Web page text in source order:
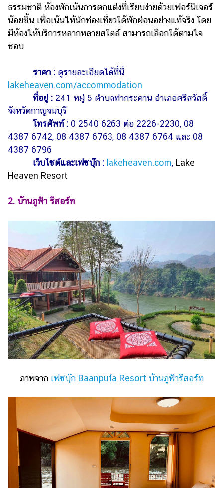
ธรรมชาติ ห้องพักเน้นการตกแต่งที่เรียบง่ายด้วยเฟอร์นิเจอร์
น้อยชิ้น เพื่อเน้นให้นักท่องเที่ยวได้พักผ่อนอย่างแท้จริง โดย
มีห้องให้บริการหลากหลายสไตล์ สามารถเลือกได้ตามใจ
ชอบ
ราคา : ดูรายละเอียดได้ที่นี่
lakeheaven.com/accommodation
ที่อยู่ : 241 หมู่ 5 ตำบลท่ากระดาน อำเภอศรีสวัสดิ์
จังหวัดกาญจนบุรี
โทรศัพท์ : 0 2540 6263 ต่อ 2226-2230, 08
4387 6742, 08 4387 6763, 08 4387 6764 และ 08
4387 6796
เว็บไซต์และเฟซบุ๊ก : lakeheaven.com, Lake
Heaven Resort
2. บ้านภูฟ้า รีสอร์ท
ภาพจาก เฟซบุ๊ก Baanpufa Resort บ้านภูฟ้ารีสอร์ท